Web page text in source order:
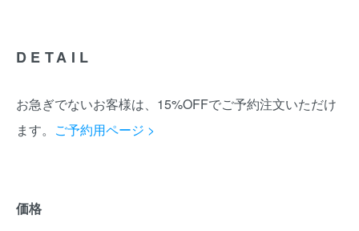
DETAIL
お急ぎでないお客様は、15%OFFでご予約注文いただけ
ます。 ご予約用ページ >
価格